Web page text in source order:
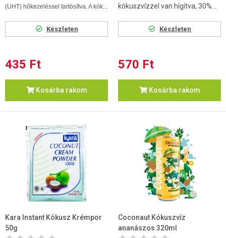
(UHT) hőkezeléssel tartósítva. A kók...
Készleten
435 Ft
Kosárba rakom
kókuszvízzel van hígítva, 30%...
Készleten
570 Ft
Kosárba rakom
Kara Instant Kókusz Krémpor
50g
Coconaut Kókuszvíz
ananászos 320ml